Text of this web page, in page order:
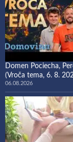
Domen Pociecha,
(Vroča tema, 6. 8.
06.08.2026